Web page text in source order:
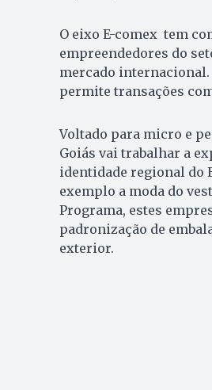
O eixo E-comex tem
empreendedores do
mercado
permite transações
Voltado para micro e
Goiás vai trabalhar a
identidade regional do
exemplo a moda do
Programa, estes
padronização de
exterior.